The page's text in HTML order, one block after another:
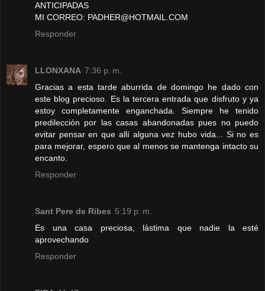
ANTICIPADAS
MI CORREO: PADHER@HOTMAIL.COM
Responder
LLONXANA 7:36 p. m.
Gracias a esta tarde aburrida de domingo he dado con
este blog precioso. Es la tercera entrada que disfruto y ya
estoy completamente enganchada. Siempre he tenido
predilección por las casas abandonadas pues no puedo
evitar pensar en que allí alguna vez hubo vida... Si no es
para mejorar, espero que al menos se mantenga intacto su
encanto.
Responder
Sant Pere de Ribes 5:19 p. m.
Es una casa preciosa, lástima que nadie la esté
aprovechando
Responder